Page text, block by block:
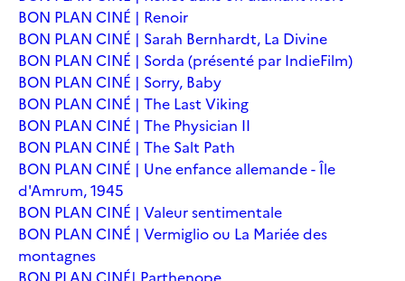
BON PLAN CINÉ | Renoir
BON PLAN CINÉ | Sarah Bernhardt, La Divine
BON PLAN CINÉ | Sorda (présenté par IndieFilm)
BON PLAN CINÉ | Sorry, Baby
BON PLAN CINÉ | The Last Viking
BON PLAN CINÉ | The Physician II
BON PLAN CINÉ | The Salt Path
BON PLAN CINÉ | Une enfance allemande - Île
d'Amrum, 1945
BON PLAN CINÉ | Valeur sentimentale
BON PLAN CINÉ | Vermiglio ou La Mariée des
montagnes